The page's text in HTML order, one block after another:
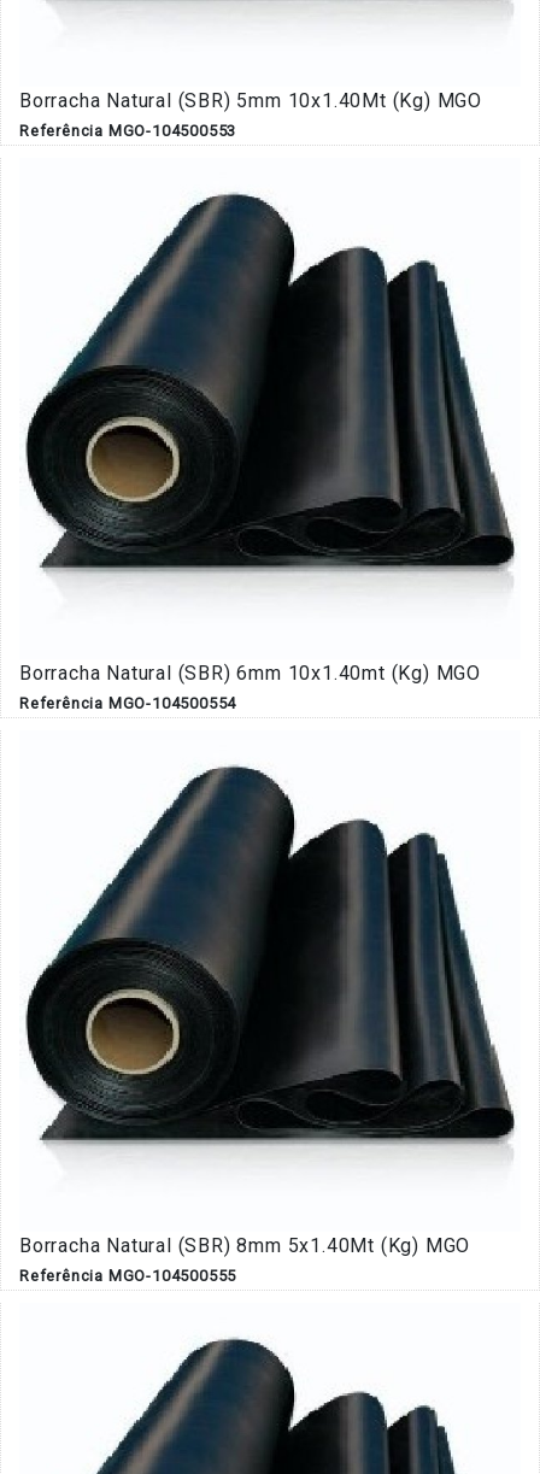
Borracha Natural (SBR) 5mm 10x1.40Mt (Kg) MGO
Referência MGO-104500553
Borracha Natural (SBR) 6mm 10x1.40mt (Kg) MGO
Referência MGO-104500554
Borracha Natural (SBR) 8mm 5x1.40Mt (Kg) MGO
Referência MGO-104500555